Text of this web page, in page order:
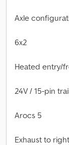
Axle
6x2
Heated entry/
24V / 15-pin
Arocs 5
Exhaust to